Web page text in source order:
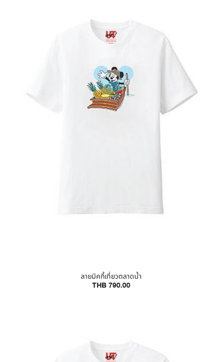
ลายมิคกี้เที่ยวตลาดน้ำ
THB 790.00